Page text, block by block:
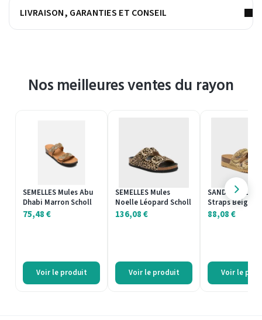
LIVRAISON, GARANTIES ET CONSEIL
Nos meilleures ventes du rayon
SEMELLES Mules Abu
Dhabi Marron Scholl
75,48€
Voir le produit
SEMELLES Mules
Noelle Léopard Scholl
136,08€
Voir le produit
SANDALES
Straps Beige
88,08€
Voir le